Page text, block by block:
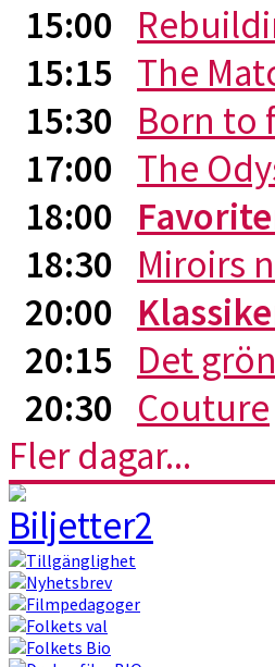
15:00
15:15 The
15:30 Born to
17:00 The
18:00
18:30 Miroirs
20:00
20:15 Det
20:30 Couture
Fler dagar...